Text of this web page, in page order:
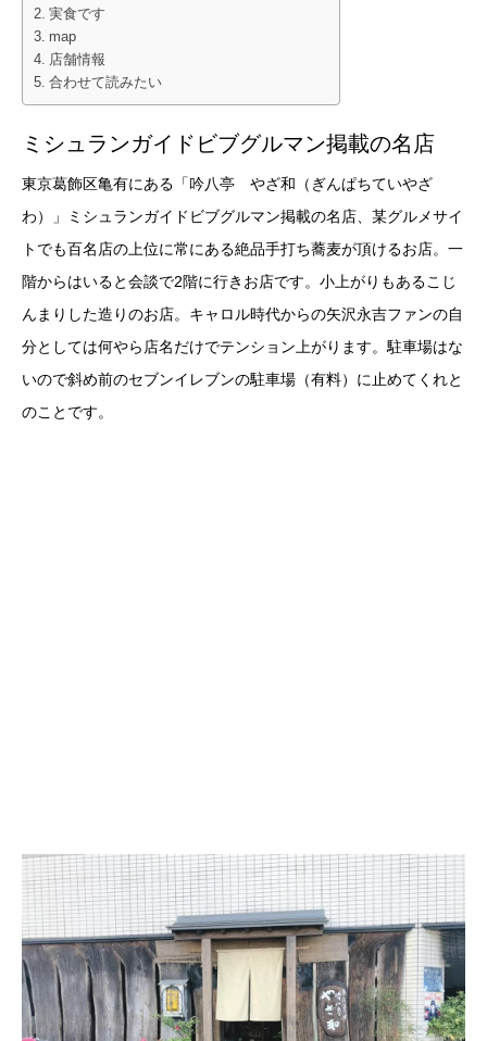
実食です
map
店舗情報
合わせて読みたい
ミシュランガイドビブグルマン掲載の名店
東京葛飾区亀有にある「吟八亭 やざ和（ぎんぱちていやざ
わ）」ミシュランガイドビブグルマン掲載の名店、某グルメサイ
トでも百名店の上位に常にある絶品手打ち蕎麦が頂けるお店。一
階からはいると会談で2階に行きお店です。小上がりもあるこじ
んまりした造りのお店。キャロル時代からの矢沢永吉ファンの自
分としては何やら店名だけでテンション上がります。駐車場はな
いので斜め前のセブンイレブンの駐車場（有料）に止めてくれと
のことです。